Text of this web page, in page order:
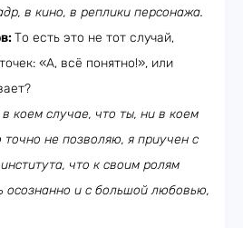
в кино, в реплики персонажа.
То есть это не тот случай,
«А, всё понятно!», или
коем случае, что ты, ни в коем
точно не позволяю, я приучен с
что к своим ролям
осознанно и с большой любовью,